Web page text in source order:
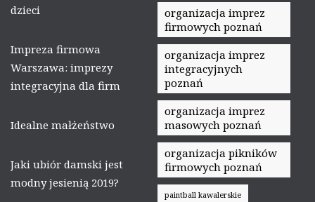
dzieci
Impreza firmowa
Warszawa: imprezy
integracyjna dla firm
Idealne małżeństwo
Jaki ubiór damski jest
modny jesienią 2019?
organizacja imprez
firmowych poznań
organizacja imprez
integracyjnych
poznań
organizacja imprez
masowych poznań
organizacja pikników
firmowych poznań
paintball kawalerskie